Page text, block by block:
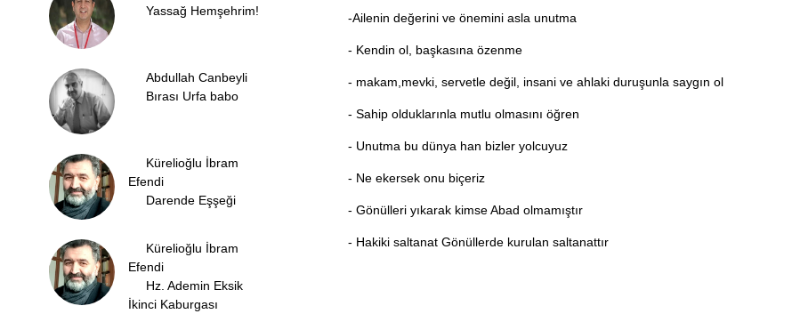
Yassağ Hemşehrim!
Abdullah Canbeyli
Bırası Urfa babo
Kürelioğlu İbram
Efendi
Darende Eşşeği
Kürelioğlu İbram
Efendi
Hz. Ademin Eksik
İkinci Kaburgası
-Ailenin değerini ve önemini asla unutma
- Kendin ol, başkasına özenme
- makam,mevki, servetle değil, insani ve ahlaki duruşunla saygın ol
- Sahip olduklarınla mutlu olmasını öğren
- Unutma bu dünya han bizler yolcuyuz
- Ne ekersek onu biçeriz
- Gönülleri yıkarak kimse Abad olmamıştır
- Hakiki saltanat Gönüllerde kurulan saltanattır